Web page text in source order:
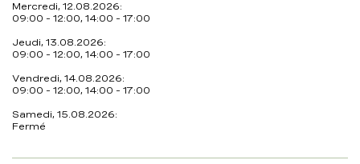
Mercredi, 12.08.2026:
09:00 - 12:00, 14:00 - 17:00
Jeudi, 13.08.2026:
09:00 - 12:00, 14:00 - 17:00
Vendredi, 14.08.2026:
09:00 - 12:00, 14:00 - 17:00
Samedi, 15.08.2026:
Fermé